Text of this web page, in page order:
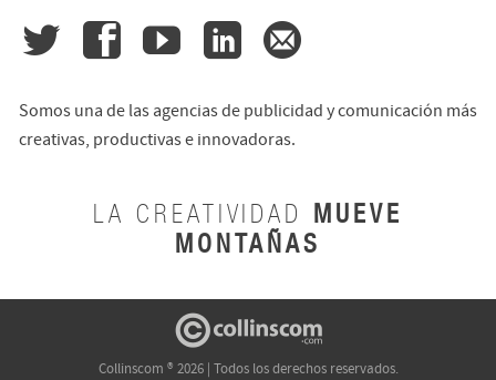
Somos una de las agencias de publicidad y comunicación más
creativas, productivas e innovadoras.
LA CREATIVIDAD
MUEVE
MONTAÑAS
Collinscom ® 2026 | Todos los derechos reservados.